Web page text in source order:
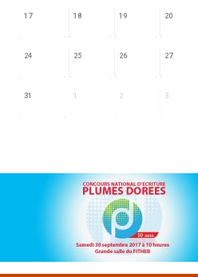
17 18 19 20
24 25 26 27
31 1 2 3